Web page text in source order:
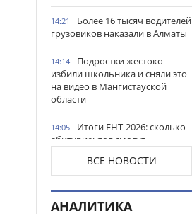
14:21
Более 16 тысяч водителей
грузовиков наказали в Алматы
14:14
Подростки жестоко
избили школьника и сняли это
на видео в Мангистауской
области
14:05
Итоги ЕНТ-2026: сколько
абитуриентов смогут
Казахстане
14:00
Более 1 млн тг: кому в
Казахстане предлагали
ВСЕ НОВОСТИ
АНАЛИТИКА